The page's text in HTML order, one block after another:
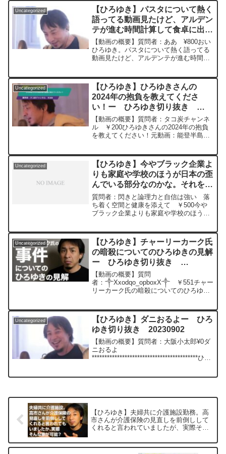
れ、友人関係も崩壊、LINEなどブロック
したいくらいショックを受けてますが共
通の友達も多い中、ブロックとかは流石
に大人げがないでしょうか。元動画：能
登半島に最大同時接続✖️50円の寄付をす
るよ、その4。Magners Irish Ciderを呑み
ながら。2024/02/16 V23
https://www.youtube.com/watch?
**************ひろゆきさんの動画で、寄せ
られた質問について、一問一答形式にし
てみました。過去にこんな質問してるか
な？と気になったことがあれば、下記の
サイトから検索してみてください。
https://hiroyuki-ziten.com/できるだけ、
多くの質問を今後も編集し、アップロー
ドしていきますので、使いやすいと感じ
Uncategorized
【ひろゆき】パスタについて熱く
語ってる動画見たけど、アルデン
テが進む時間計算して食卓に出す
なんて一流シェフみたいなことぬ
かしやがって。どうやってるのか
教えてもらおうじゃないかー
【動画の概要】質問者：ああ ¥800おい
ひろゆき。パスタについて熱く語ってる
動画見たけど、アルデンテが進む時間計
どうやってるのか教えてもらおうじゃな
いか元動画：テストテ...
Uncategorized
【ひろゆき】ひろゆきさんの
2024年の抱負を教えてくださ
い！ー ひろゆき切り抜き
20240111
【動画の概要】質問者：タコ炭チャンネ
ル ￥200ひろゆきさんの2024年の抱負
を教えてください！元動画：能登半島に
2024/01/11 J22 ひろゆきさん
の...
Uncategorized
【ひろゆき】今やブラック企業よ
りも家庭や学校のほうが日本の歪
んでいる部分なのかな。それを補
助などで正当化している風に思え
るー ひろゆき切り抜き
20240109
質問者：閃きと論理力と自信は強い 落
ち着く空間と健康を添えて ￥500今や
ブラック企業よりも家庭や学校のほうが
元動画：能登半島に最大同時接続✖️20円
の寄付をするよ。ジョージアワインを呑
みながら。2024/01/09 M22
https://www.youtube.com/watch?
v=n7GsXYHnvKI&t=8s*********************
*********************ひろゆきさんの動画
で、寄せられた質問について、一問一答
形式にしてみました。過去にこんな質問
ば、下記のサイトから検索してみてくだ
さい。https://hiroyuki-ziten.com/できる
だけ、多くの質問を今後も編集し、アッ
プロードしていきますので、使いやすい
と感じて頂けたら、いいね！やチャンネ
ル登録をよろしくお願いします。
Uncategorized
【ひろゆき】チャーリーカーク氏
の暗殺についてのひろゆきの見解
ー ひろゆき切り抜き
20250915
【動画の概要】質問
者：༒Xxodqo_opboxX༒ ￥551チャー
リーカーク氏の暗殺についてのひろゆき
んの動画で、寄せられた質問について、
一問一答形式...
Uncategorized
【ひろゆき】ダニおるよー ひろ
ゆき切り抜き 20230902
【動画の概要】質問者：大阪小太郎¥0ダ
ニおるよ
******************************************ひろ
【ひろゆき】夫婦共に介護施設勤務。高
市さんが介護保険の見直しを前倒しして
くれると言われていましたが、実際そん
20251008